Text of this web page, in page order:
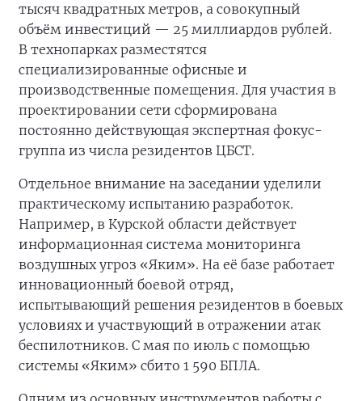
тысяч квадратных метров, а совокупный
объём инвестиций — 25 миллиардов рублей.
В технопарках разместятся
специализированные офисные и
производственные помещения. Для участия в
проектировании сети сформирована
постоянно действующая экспертная фокус-
группа из числа резидентов ЦБСТ.
Отдельное внимание на заседании уделили
практическому испытанию разработок.
Например, в Курской области действует
информационная система мониторинга
воздушных угроз «Яким». На её базе работает
инновационный боевой отряд,
испытывающий решения резидентов в боевых
условиях и участвующий в отражении атак
беспилотников. С мая по июль с помощью
системы «Яким» сбито 1 590 БПЛА.